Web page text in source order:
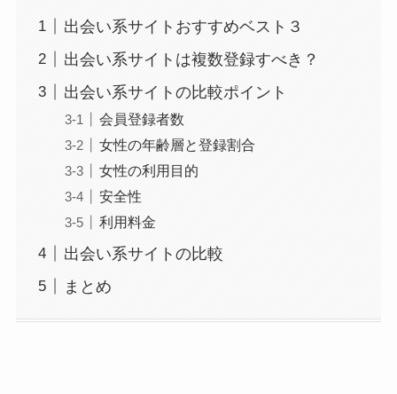
出会い系サイトおすすめベスト３
出会い系サイトは複数登録すべき？
出会い系サイトの比較ポイント
会員登録者数
女性の年齢層と登録割合
女性の利用目的
安全性
利用料金
出会い系サイトの比較
まとめ